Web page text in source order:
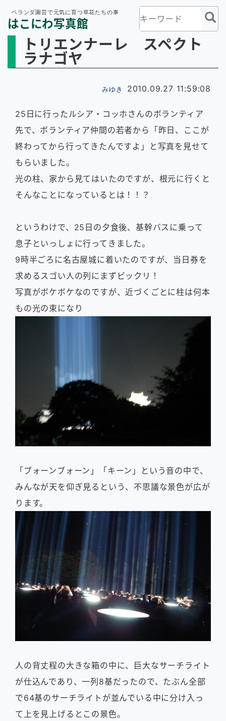
ベランダ園芸で元気に育つ草花たちの事
はこにわ写真館
トリエンナーレ スペクト
ラナゴヤ
みゆき 2010.09.27 11:59:08
25日に行ったルシア・コッホさんのボランティア
先で、ボランティア仲間の若者から「昨日、ここが
終わってから行ってきたんですよ」と写真を見せて
もらいました。
光の柱、家から見てはいたのですが、根元に行くと
そんなことになっているとは！！？
というわけで、25日の夕食後、基幹バスに乗って
息子といっしょに行ってきました。
9時半ごろに名古屋城に着いたのですが、当日券を
求めるスゴい人の列にまずビックリ！
写真がボケボケなのですが、近づくごとに柱は何本
もの光の束になり
「ブォーンブォーン」「キーン」という音の中で、
みんなが天を仰ぎ見るという、不思議な景色が広が
ります。
人の背丈程の大きな箱の中に、巨大なサーチライト
が仕込んであり、一列8基だったので、たぶん全部
で64基のサーチライトが並んでいる中に分け入っ
て上を見上げるとこの景色。